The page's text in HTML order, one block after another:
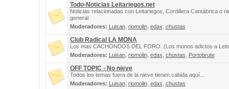
Todo-Noticias Leitariegos.net
Noticias relacionadas con Leitariegos, Cordillera Cantábrica o
general
Moderadores: Luisan, riomolin, edax chustas
Club Radical LA MONA
Los mas CACHONDOS DEL FORO. (Los monos adictos a
Moderadores: Luisan, riomolin, edax chustas Portobrute
OFF TOPIC - No nieve
Todos los temas fuera de la nieve tienen cabida aquí...
Moderadores: Luisan, riomolin, edax chustas